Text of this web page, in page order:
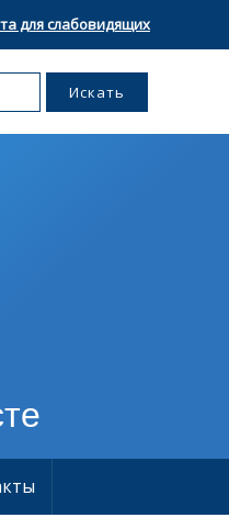
для слабовидящих